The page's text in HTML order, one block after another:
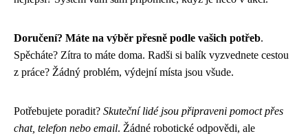
Doručení? Máte na výběr přesně podle vašich potřeb.
Spěcháte? Zítra to máte doma. Radši si balík vyzvednete cestou
z práce? Žádný problém, výdejní místa jsou všude.
Potřebujete poradit? Skuteční lidé jsou připraveni pomoct přes
chat, telefon nebo email. Žádné robotické odpovědi, ale